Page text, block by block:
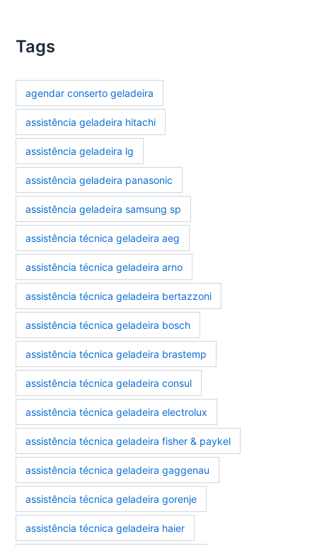
Tags
agendar conserto geladeira
assistência geladeira hitachi
assistência geladeira lg
assistência geladeira panasonic
assistência geladeira samsung sp
assistência técnica geladeira aeg
assistência técnica geladeira arno
assistência técnica geladeira bertazzoni
assistência técnica geladeira bosch
assistência técnica geladeira brastemp
assistência técnica geladeira consul
assistência técnica geladeira electrolux
assistência técnica geladeira fisher & paykel
assistência técnica geladeira gaggenau
assistência técnica geladeira gorenje
assistência técnica geladeira haier